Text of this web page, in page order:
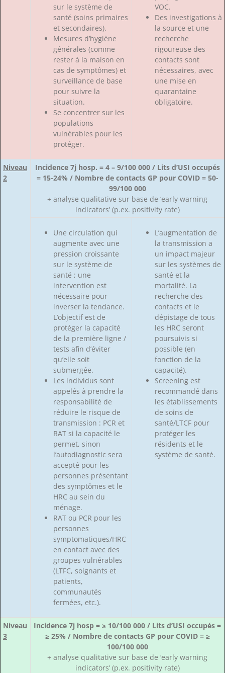
sur le système de
santé (soins primaires
et secondaires).
Mesures d’hygiène
générales (comme
rester à la maison en
cas de symptômes) et
surveillance de base
pour suivre la
situation.
Se concentrer sur les
populations
vulnérables pour les
protéger.
VOC.
Des investigations à
la source et une
recherche
rigoureuse des
contacts sont
nécessaires, avec
une mise en
quarantaine
obligatoire.
Niveau
2
Incidence 7j hosp. = 4 – 9/100 000 / Lits d’USI occupés
= 15-24% / Nombre de contacts GP pour COVID = 50-
99/100 000
+ analyse qualitative sur base de ‘early warning
indicators’ (p.ex. positivity rate)
Une circulation qui
augmente avec une
pression croissante
sur le système de
santé ; une
intervention est
nécessaire pour
inverser la tendance.
L’objectif est de
protéger la capacité
de la première ligne /
tests afin d’éviter
qu’elle soit
submergée.
Les individus sont
appelés à prendre la
responsabilité de
réduire le risque de
transmission : PCR et
RAT si la capacité le
permet, sinon
l’autodiagnostic sera
accepté pour les
personnes présentant
des symptômes et le
HRC au sein du
ménage.
RAT ou PCR pour les
personnes
symptomatiques/HRC
en contact avec des
groupes vulnérables
(LTFC, soignants et
patients,
communautés
fermées, etc.).
L’augmentation de
la transmission a
un impact majeur
sur les systèmes de
santé et la
mortalité. La
recherche des
contacts et le
dépistage de tous
les HRC seront
poursuivis si
possible (en
fonction de la
capacité).
Screening est
recommandé dans
les établissements
de soins de
santé/LTCF pour
protéger les
résidents et le
système de santé.
Niveau
3
Incidence 7j hosp = ≥ 10/100 000 / Lits d’USI occupés =
≥ 25% / Nombre de contacts GP pour COVID = ≥
100/100 000
+ analyse qualitative sur base de ‘early warning
indicators’ (p.ex. positivity rate)